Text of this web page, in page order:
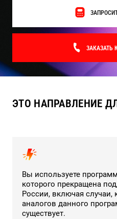
Поставка программного
ЗАКАЗАТЬ
ЭТО НАПРАВЛЕНИЕ
Вы используете
которого прекращена
России, включая случаи,
аналогов данного
существует.